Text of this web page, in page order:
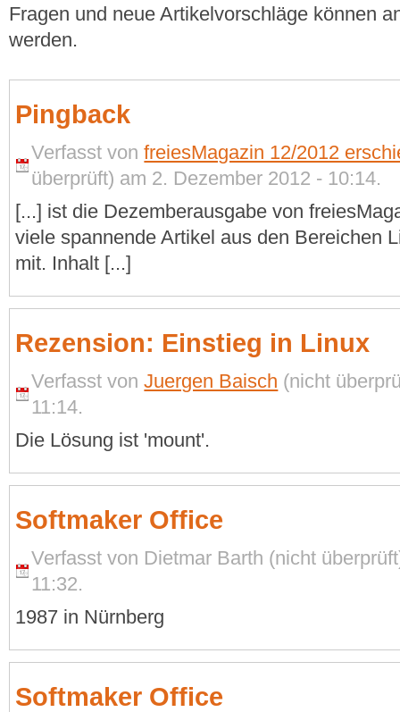
Fragen und neue Artikelvorschläge können
werden.
Pingback
Verfasst vonfreiesMagazin 12/2012
überprüft) am 2. Dezember 2012 - 10:14.
[...] ist die Dezemberausgabe von
viele spannende Artikel aus den Bereichen
mit. Inhalt [...]
Rezension: Einstieg in Linux
Verfasst vonJuergen Baisch (nicht
11:14.
Die Lösung ist 'mount'.
Softmaker Office
Verfasst von Dietmar Barth (nicht
11:32.
1987 in Nürnberg
Softmaker Office